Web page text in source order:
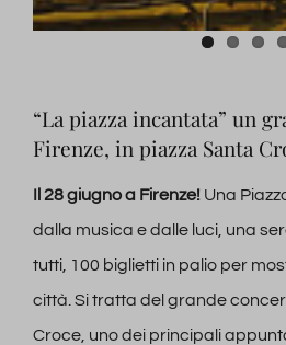
“La piazza incantata” un
Firenze, in piazza Santa
Il 28 giugno a Firenze! Una
dalla musica e dalle luci, una
tutti, 100 biglietti in palio per
città. Si tratta del grande
Croce, uno dei principali